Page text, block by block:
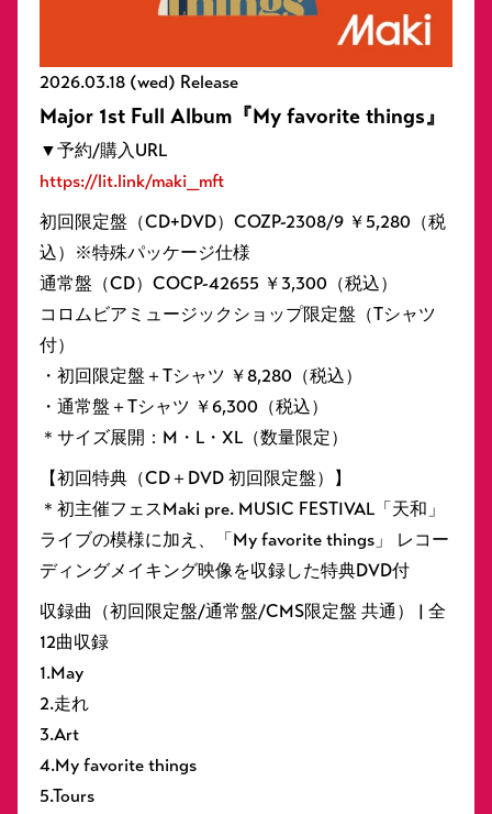
2026.03.18 (wed) Release
Major 1st Full Album『My favorite things』
▼予約/購入URL
https://lit.link/maki_mft
初回限定盤（CD+DVD）COZP-2308/9 ￥5,280（税
込）※特殊パッケージ仕様
通常盤（CD）COCP-42655 ￥3,300（税込）
コロムビアミュージックショップ限定盤（Tシャツ
付）
・初回限定盤＋Tシャツ ￥8,280（税込）
・通常盤＋Tシャツ ￥6,300（税込）
＊サイズ展開：M・L・XL（数量限定）
【初回特典（CD＋DVD 初回限定盤）】
＊初主催フェスMaki pre. MUSIC FESTIVAL「天和」
ライブの模様に加え、「My favorite things」 レコー
ディングメイキング映像を収録した特典DVD付
収録曲（初回限定盤/通常盤/CMS限定盤 共通） | 全
12曲収録
1.May
2.走れ
3.Art
4.My favorite things
5.Tours